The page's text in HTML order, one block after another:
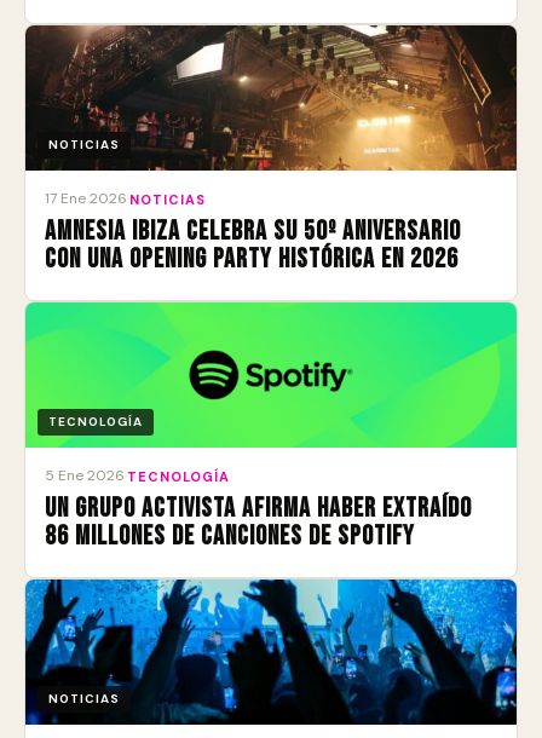
NOTICIAS
17 Ene 2026 NOTICIAS
Amnesia Ibiza celebra su 50º aniversario
con una Opening Party histórica en 2026
TECNOLOGÍA
5 Ene 2026 TECNOLOGÍA
Un grupo activista afirma haber extraído
86 millones de canciones de Spotify
NOTICIAS